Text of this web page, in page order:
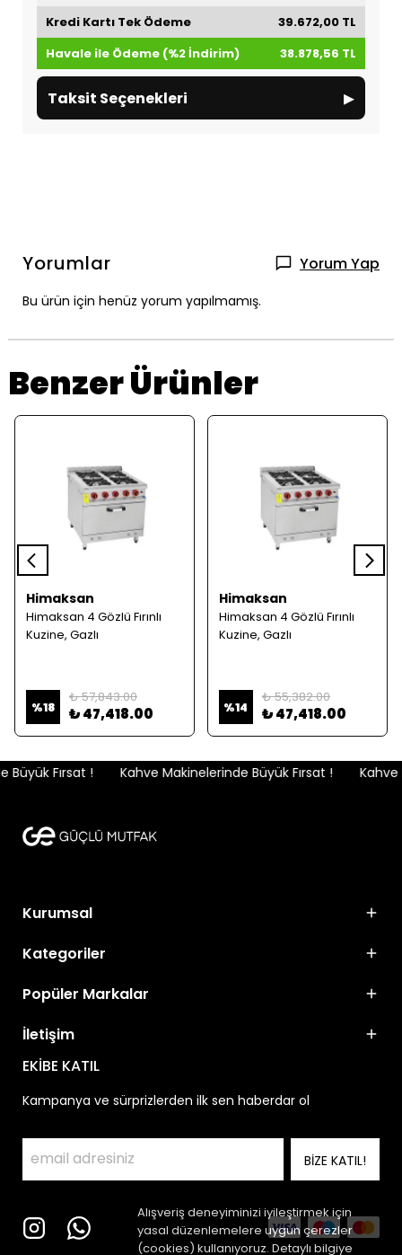
Alışveriş deneyiminizi iyileştirmek için
yasal düzenlemelere uygun çerezler
(cookies) kullanıyoruz. Detaylı bilgiye
Kredi Kartı Tek Ödeme
39.672,00 TL
Havale ile Ödeme (%2 İndirim)
38.878,56 TL
Taksit Seçenekleri ▸
Yorumlar Yorum Yap
Bu ürün için henüz yorum yapılmamış.
Benzer Ürünler
Himaksan
Himaksan 4 Gözlü Fırınlı
Kuzine, Gazlı
%18
₺ 57,843.00
₺ 47,418.00
Himaksan
Himaksan 4 Gözlü Fırınlı
Kuzine, Gazlı
%14
₺ 55,382.00
₺ 47,418.00
Fırsat ! Kahve Makinelerinde Büyük Fırsat ! Kahve
Kurumsal
Kategoriler
Popüler Markalar
İletişim
EKİBE KATIL
Kampanya ve sürprizlerden ilk sen haberdar ol
BİZE KATIL!